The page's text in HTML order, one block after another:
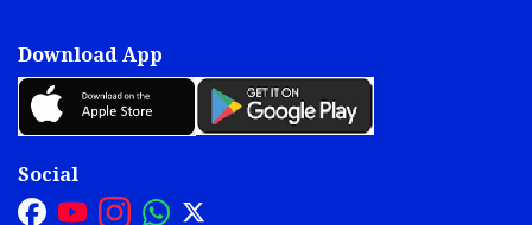
Download App
Social